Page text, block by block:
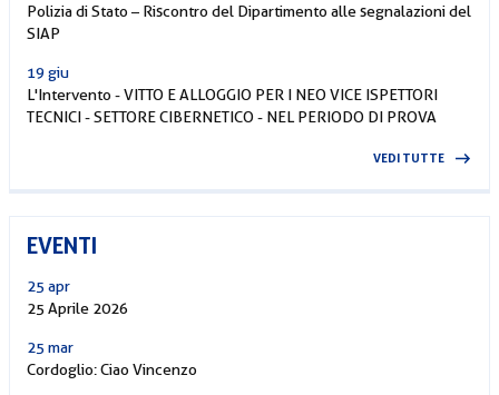
Polizia di Stato – Riscontro del Dipartimento alle segnalazioni del
SIAP
19 giu
L'Intervento - VITTO E ALLOGGIO PER I NEO VICE ISPETTORI
TECNICI - SETTORE CIBERNETICO - NEL PERIODO DI PROVA
VEDI TUTTE
EVENTI
25 apr
25 Aprile 2026
25 mar
Cordoglio: Ciao Vincenzo